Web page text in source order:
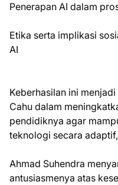
Penerapan AI dalam
Etika serta implikasi
AI
Keberhasilan ini
Cahu dalam
pendidiknya agar
teknologi secara
Ahmad Suhendra
antusiasmenya atas